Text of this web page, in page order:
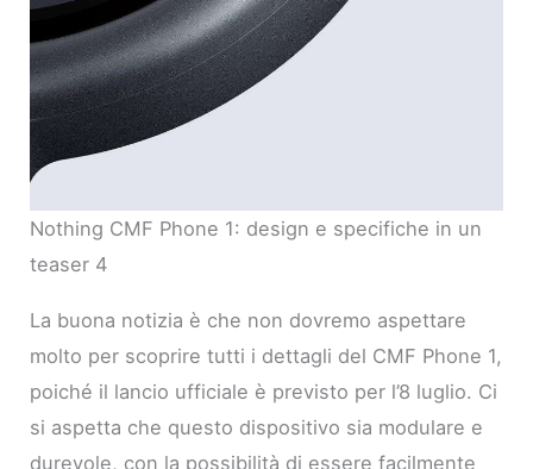
Nothing CMF Phone 1: design e specifiche in un
teaser 4
La buona notizia è che non dovremo aspettare
molto per scoprire tutti i dettagli del CMF Phone 1,
poiché il lancio ufficiale è previsto per l’8 luglio. Ci
si aspetta che questo dispositivo sia modulare e
durevole, con la possibilità di essere facilmente